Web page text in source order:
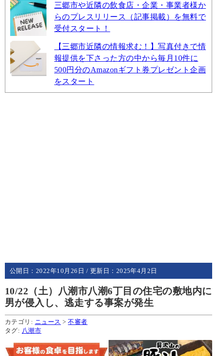
三郷市や近隣の飲食店・企業・事業者様か
らのプレスリリース（記事掲載）を無料で
受付スタート！
【三郷市近隣の情報求む！】写真付きで情
報提供を下さった方の中から毎月10件に
500円分のAmazonギフト券プレゼント企画
をスタート
公開日： 2022年10月26日 / 更新日： 2025年4月2日
10/22（土）八潮市八潮6丁目の住宅の敷地内に
男が侵入し、逃走する事案が発生
カテゴリ: ニュース >不審者
タグ: 八潮市